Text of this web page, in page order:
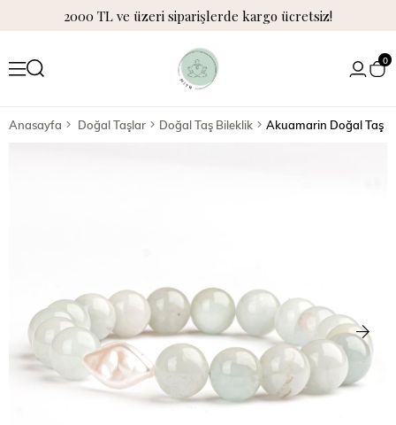
2000 TL ve üzeri siparişlerde kargo ücretsiz!
0
Anasayfa Doğal Taşlar Doğal Taş Bileklik